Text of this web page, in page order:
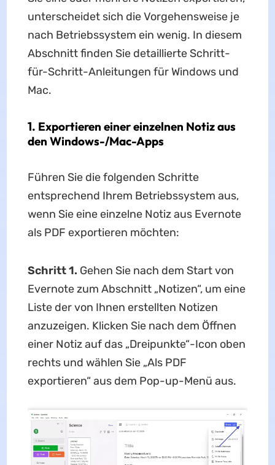
unterscheidet sich die Vorgehensweise je
nach Betriebssystem ein wenig. In diesem
Abschnitt finden Sie detaillierte Schritt-
für-Schritt-Anleitungen für Windows und
Mac.
1. Exportieren einer einzelnen Notiz aus
den Windows-/Mac-Apps
Führen Sie die folgenden Schritte
entsprechend Ihrem Betriebssystem aus,
wenn Sie eine einzelne Notiz aus Evernote
als PDF exportieren möchten:
Schritt 1. Gehen Sie nach dem Start von
Evernote zum Abschnitt „Notizen“, um eine
Liste der von Ihnen erstellten Notizen
anzuzeigen. Klicken Sie nach dem Öffnen
einer Notiz auf das „Dreipunkte“-Icon oben
rechts und wählen Sie „Als PDF
exportieren“ aus dem Pop-up-Menü aus.